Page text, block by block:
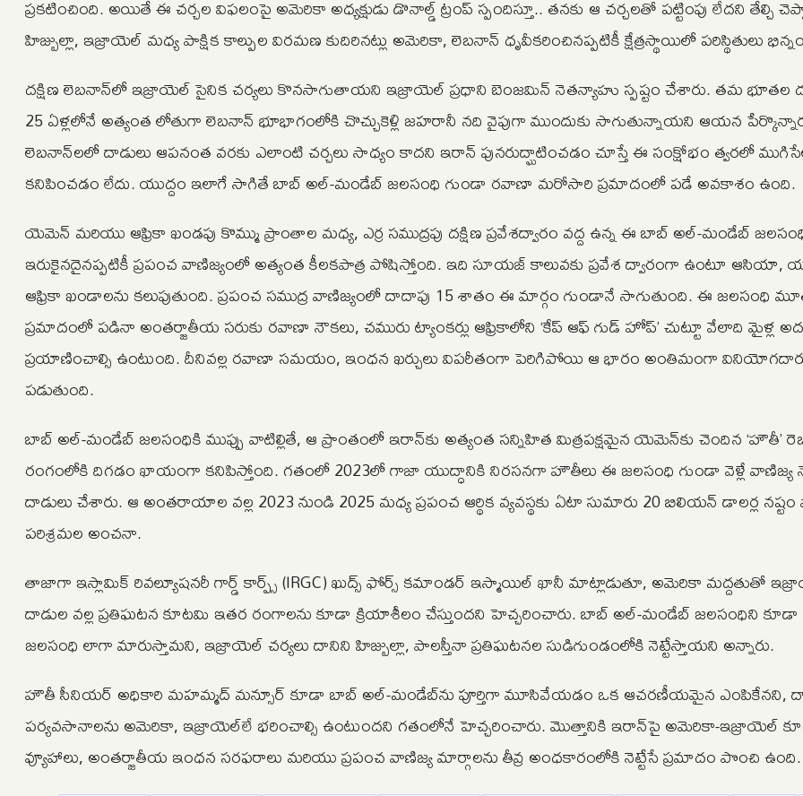
ప్రకటించింది. అయితే ఈ చర్చల విఫలంపై అమెరికా అధ్యక్షుడు డొనాల్డ్ ట్రంప్ స్పందిస్తూ.. తనకు ఆ చర్చలతో పట్టింపు లేదని తేల్చి
హిజ్బుల్లా, ఇజ్రాయెల్ మధ్య పాక్షిక కాల్పుల విరమణ కుదిరినట్లు అమెరికా, లెబనాన్ ధృవీకరించినప్పటికీ క్షేత్రస్థాయిలో పరిస్థితులు
దక్షిణ లెబనాన్‌లో ఇజ్రాయెల్ సైనిక చర్యలు కొనసాగుతాయని ఇజ్రాయెల్ ప్రధాని బెంజమిన్ నెతన్యాహు స్పష్టం చేశారు. తమ భూతల
25 ఏళ్లలోనే అత్యంత లోతుగా లెబనాన్ భూభాగంలోకి చొచ్చుకెళ్లి జహరానీ నది వైపుగా ముందుకు సాగుతున్నాయని ఆయన
లెబనాన్‌లలో దాడులు ఆపనంత వరకు ఎలాంటి చర్చలు సాధ్యం కాదని ఇరాన్ పునరుద్ఘాటించడం చూస్తే ఈ సంక్షోభం త్వరలో
కనిపించడం లేదు. యుద్దం ఇలాగే సాగితే బాబ్ అల్-మండేబ్ జలసంధి గుండా రవాణా మరోసారి ప్రమాదంలో పడే అవకాశం ఉంది.
యెమెన్ మరియు ఆఫ్రికా ఖండపు కొమ్ము ప్రాంతాల మధ్య, ఎర్ర సముద్రపు దక్షిణ ప్రవేశద్వారం వద్ద ఉన్న ఈ బాబ్ అల్-మండేబ్
ఇరుకైనదైనప్పటికీ ప్రపంచ వాణిజ్యంలో అత్యంత కీలకపాత్ర పోషిస్తోంది. ఇది సూయజ్ కాలువకు ప్రవేశ ద్వారంగా ఉంటూ ఆసియా,
ఆఫ్రికా ఖండాలను కలుపుతుంది. ప్రపంచ సముద్ర వాణిజ్యంలో దాదాపు 15 శాతం ఈ మార్గం గుండానే సాగుతుంది. ఈ జలసంధి
ప్రమాదంలో పడినా అంతర్జాతీయ సరుకు రవాణా నౌకలు, చమురు ట్యాంకర్లు ఆఫ్రికాలోని ‘కేప్ ఆఫ్ గుడ్ హోప్’ చుట్టూ వేలాది మైళ్ల
ప్రయాణించాల్సి ఉంటుంది. దీనివల్ల రవాణా సమయం, ఇంధన ఖర్చులు విపరీతంగా పెరిగిపోయి ఆ భారం అంతిమంగా
పడుతుంది.
బాబ్ అల్-మండేబ్ జలసంధికి ముప్పు వాటిల్లితే, ఆ ప్రాంతంలో ఇరాన్‌కు అత్యంత సన్నిహిత మిత్రపక్షమైన యెమెన్‌కు చెందిన ‘హౌతీ’
రంగంలోకి దిగడం ఖాయంగా కనిపిస్తోంది. గతంలో 2023లో గాజా యుద్ధానికి నిరసనగా హౌతీలు ఈ జలసంధి గుండా వెళ్లే
దాడులు చేశారు. ఆ అంతరాయాల వల్ల 2023 నుండి 2025 మధ్య ప్రపంచ ఆర్థిక వ్యవస్థకు ఏటా సుమారు 20 బిలియన్ డాలర్ల నష్టం
పరిశ్రమల అంచనా.
తాజాగా ఇస్లామిక్ రివల్యూషనరీ గార్డ్ కార్ప్స్ (IRGC) ఖుద్స్ ఫోర్స్ కమాండర్ ఇస్మాయిల్ ఖానీ మాట్లాడుతూ, అమెరికా మద్దతుతో
దాడుల వల్ల ప్రతిఘటన కూటమి ఇతర రంగాలను కూడా క్రియాశీలం చేస్తుందని హెచ్చరించారు. బాబ్ అల్-మండేబ్ జలసంధిని
జలసంధి లాగా మారుస్తామని, ఇజ్రాయెల్ చర్యలు దానిని హిజ్బుల్లా, పాలస్తీనా ప్రతిఘటనల సుడిగుండంలోకి నెట్టేస్తాయని అన్నారు.
హౌతీ సీనియర్ అధికారి మహమ్మద్ మన్సూర్ కూడా బాబ్ అల్-మండేబ్‌ను పూర్తిగా మూసివేయడం ఒక ఆచరణీయమైన ఎంపికేనని,
పర్యవసానాలను అమెరికా, ఇజ్రాయెల్‌లే భరించాల్సి ఉంటుందని గతంలోనే హెచ్చరించారు. మొత్తానికి ఇరాన్‌పై అమెరికా-ఇజ్రాయెల్
వ్యూహాలు, అంతర్జాతీయ ఇంధన సరఫరాలు మరియు ప్రపంచ వాణిజ్య మార్గాలను తీవ్ర అంధకారంలోకి నెట్టేసే ప్రమాదం పొంచి ఉంది.